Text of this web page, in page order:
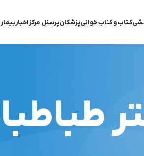
کتاب و کتاب خوانیپزشکانپرسنل مرکزاخبار